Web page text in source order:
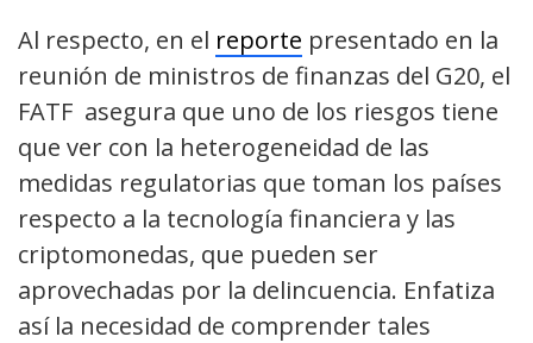
Al respecto, en el reporte presentado en la
reunión de ministros de finanzas del G20, el
FATF asegura que uno de los riesgos tiene
que ver con la heterogeneidad de las
medidas regulatorias que toman los países
respecto a la tecnología financiera y las
criptomonedas, que pueden ser
aprovechadas por la delincuencia. Enfatiza
así la necesidad de comprender tales